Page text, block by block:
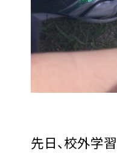
先日、校外学